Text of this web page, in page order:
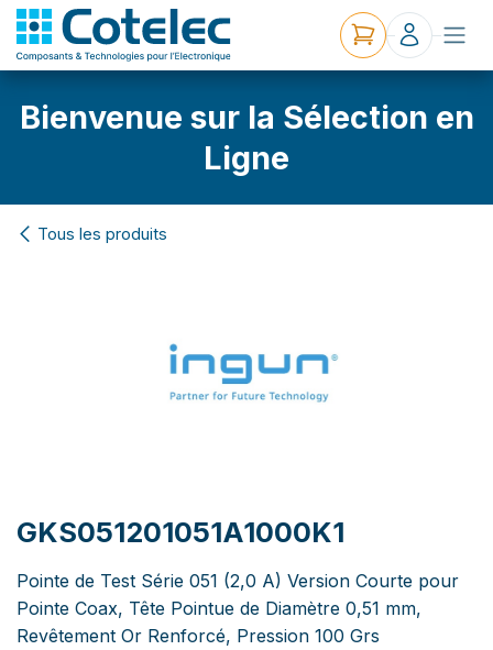
Bienvenue sur la Sélection en
Ligne
Tous les produits
GKS051201051A1000K1
Pointe de Test Série 051 (2,0 A) Version Courte pour
Pointe Coax, Tête Pointue de Diamètre 0,51 mm,
Revêtement Or Renforcé, Pression 100 Grs